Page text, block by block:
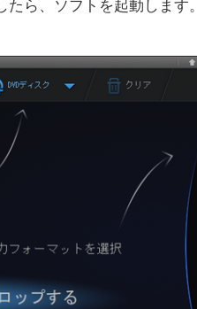
ら、ソフトを起動します。